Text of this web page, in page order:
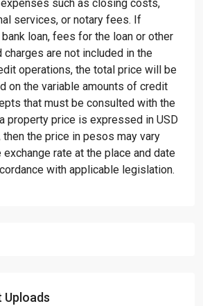
such as closing costs,
services, or notary fees. If
loan, fees for the loan or other
are not included in the
operations, the total price will be
on the variable amounts of credit
that must be consulted with the
property price is expressed in USD
then the price in pesos may vary
rate at the place and date
with applicable legislation.
Uploads